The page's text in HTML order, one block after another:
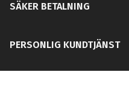
SÄKER BETALNING
PERSONLIG KUNDTJÄNST